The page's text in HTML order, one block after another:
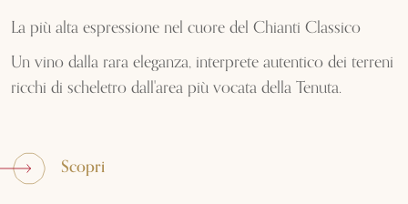
La più alta espressione nel cuore del Chianti Classico
Un vino dalla rara eleganza, interprete autentico dei terreni
ricchi di scheletro dall'area più vocata della Tenuta.
Scopri